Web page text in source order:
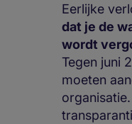
Eerlijke
dat je de
wordt
Tegen juni
moeten